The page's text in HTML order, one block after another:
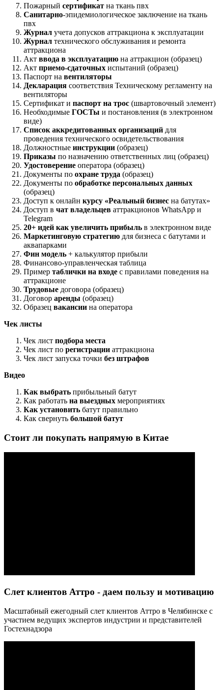
Пожарный сертификат на ткань пвх
Санитарно-эпидемиологическое заключение на ткань
пвх
Журнал учета допусков аттракциона к эксплуатации
Журнал технического обслуживания и ремонта
аттракциона
Акт ввода в эксплуатацию на аттракцион (образец)
Акт приемо-сдаточных испытаний (образец)
Паспорт на вентиляторы
Декларация соответствия Техническому регламенту на
вентиляторы
Сертификат и паспорт на трос (швартовочный элемент)
Необходимые ГОСТы и постановления (в электронном
виде)
Список аккредитованных организаций для
проведения технического освидетельствования
Должностные инструкции (образец)
Приказы по назначению ответственных лиц (образец)
Удостоверение оператора (образец)
Документы по охране труда (образец)
Документы по обработке персональных данных
(образец)
Доступ к онлайн курсу «Реальный бизнес на батутах»
Доступ в чат владельцев аттракционов WhatsApp и
Telegram
20+ идей как увеличить прибыль в электронном виде
Маркетинговую стратегию для бизнеса с батутами и
аквапарками
Фин модель + калькулятор прибыли
Финансово-управленческая таблица
Пример таблички на входе с правилами поведения на
аттракционе
Трудовые договора (образец)
Договор аренды (образец)
Образец вакансии на оператора
Чек листы
Чек лист подбора места
Чек лист по регистрации аттракциона
Чек лист запуска точки без штрафов
Видео
Как выбрать прибыльный батут
Как работать на выездных мероприятиях
Как установить батут правильно
Как свернуть большой батут
Стоит ли покупать напрямую в Китае
Слет клиентов Аттро - даем пользу и мотивацию
Масштабный ежегодный слет клиентов Аттро в Челябинске с
участием ведущих экспертов индустрии и представителей
Гостехнадзора